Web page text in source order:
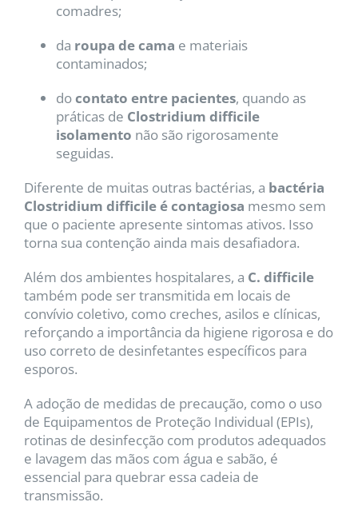
comadres;
da roupa de cama e materiais
contaminados;
docontato entre pacientes, quando as
práticas de Clostridium difficile
isolamento não são rigorosamente
seguidas.
Diferente de muitas outras bactérias, a bactéria
Clostridium difficile é contagiosa mesmo sem
que o paciente apresente sintomas ativos. Isso
torna sua contenção ainda mais desafiadora.
Além dos ambientes hospitalares, a C. difficile
também pode ser transmitida em locais de
convívio coletivo, como creches, asilos e clínicas,
reforçando a importância da higiene rigorosa e do
uso correto de desinfetantes específicos para
esporos.
A adoção de medidas de precaução, como o uso
de Equipamentos de Proteção Individual (EPIs),
rotinas de desinfecção com produtos adequados
e lavagem das mãos com água e sabão, é
essencial para quebrar essa cadeia de
transmissão.